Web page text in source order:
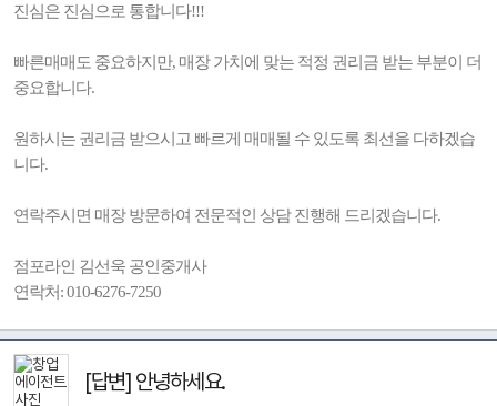
진심은 진심으로 통합니다!!!
빠른매매도 중요하지만, 매장 가치에 맞는 적정 권리금 받는 부분이 더
중요합니다.
원하시는 권리금 받으시고 빠르게 매매될 수 있도록 최선을 다하겠습
니다.
연락주시면 매장 방문하여 전문적인 상담 진행해 드리겠습니다.
점포라인 김선욱 공인중개사
연락처: 010-6276-7250
[답변] 안녕하세요.